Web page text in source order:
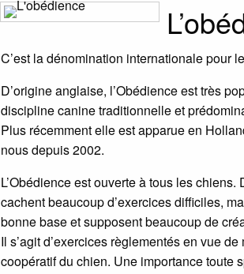
C’est la dénomination internationale pour
D’origine anglaise, l’Obédience est très
discipline canine traditionnelle et
Plus récemment elle est apparue en
nous depuis 2002.
L’Obédience est ouverte à tous les
cachent beaucoup d’exercices difficiles,
bonne base et supposent beaucoup de
Il s’agit d’exercices règlementés en vue
coopératif du chien. Une importance toute